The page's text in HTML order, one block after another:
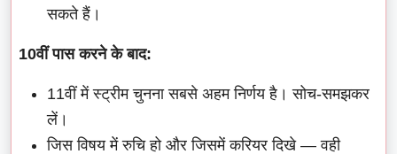
सकते हैं।
10वीं पास करने के बाद:
11वीं में स्ट्रीम चुनना सबसे अहम निर्णय है। सोच-समझकर
लें।
जिस विषय में रुचि हो और जिसमें करियर दिखे — वही